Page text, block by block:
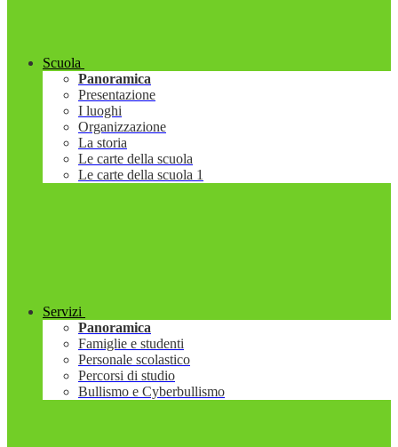
Scuola
Panoramica
Presentazione
I luoghi
Organizzazione
La storia
Le carte della scuola
Le carte della scuola 1
Servizi
Panoramica
Famiglie e studenti
Personale scolastico
Percorsi di studio
Bullismo e Cyberbullismo